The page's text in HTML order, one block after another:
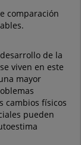
comparación
de la
viven en este
mayor
cambios físicos
pueden